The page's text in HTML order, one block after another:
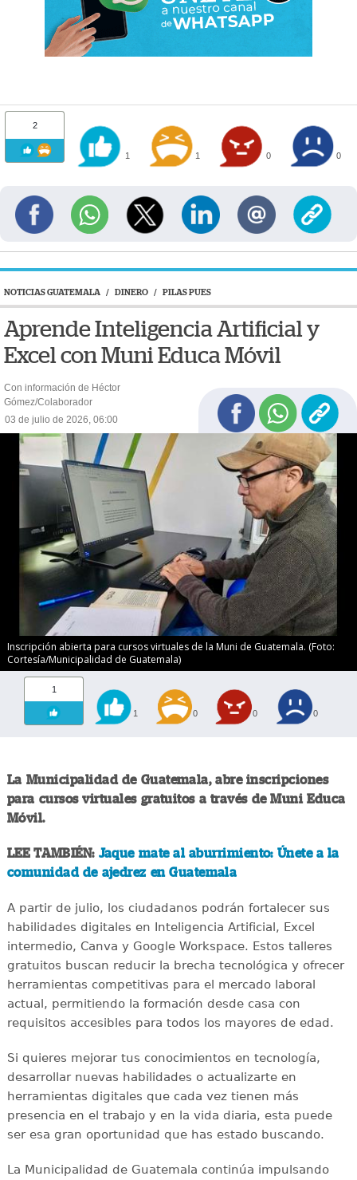
2
1 1 0 0
NOTICIAS GUATEMALA / DINERO / PILAS PUES
Aprende Inteligencia Artificial y
Excel con Muni Educa Móvil
Con información de Héctor
Gómez/Colaborador
03 de julio de 2026, 06:00
Inscripción abierta para cursos virtuales de la Muni de Guatemala. (Foto:
Cortesía/Municipalidad de Guatemala)
1
1 0 0 0
La Municipalidad de Guatemala, abre inscripciones
para cursos virtuales gratuitos a través de Muni Educa
Móvil.
LEE TAMBIÉN: Jaque mate al aburrimiento: Únete a la
comunidad de ajedrez en Guatemala
A partir de julio, los ciudadanos podrán fortalecer sus
habilidades digitales en Inteligencia Artificial, Excel
intermedio, Canva y Google Workspace. Estos talleres
gratuitos buscan reducir la brecha tecnológica y ofrecer
herramientas competitivas para el mercado laboral
actual, permitiendo la formación desde casa con
requisitos accesibles para todos los mayores de edad.
Si quieres mejorar tus conocimientos en tecnología,
desarrollar nuevas habilidades o actualizarte en
herramientas digitales que cada vez tienen más
presencia en el trabajo y en la vida diaria, esta puede
ser esa gran oportunidad que has estado buscando.
La Municipalidad de Guatemala continúa impulsando